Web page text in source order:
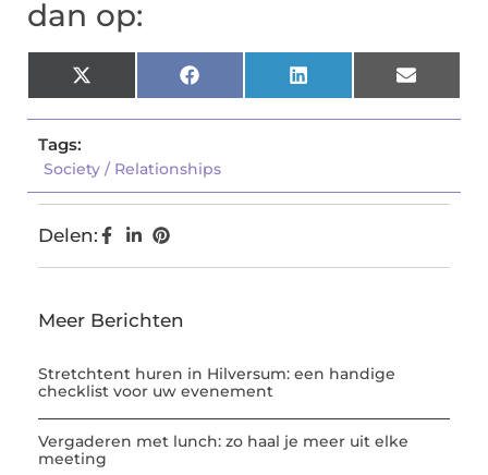
dan op:
X
(Twitter)
Facebook LinkedIn Email
Tags:
Society / Relationships
Delen:
Meer Berichten
Stretchtent huren in Hilversum: een handige
checklist voor uw evenement
Vergaderen met lunch: zo haal je meer uit elke
meeting